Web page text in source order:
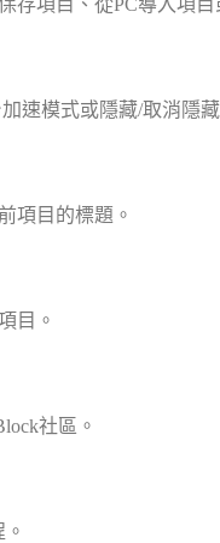
速模式或隱藏/取消隱
項目的標題。
目。
社區。